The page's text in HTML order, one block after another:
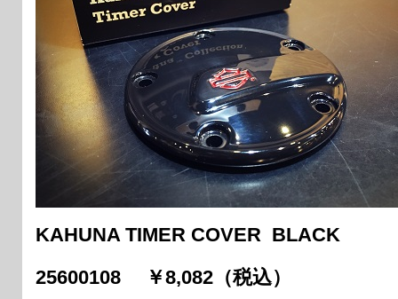
KAHUNA TIMER COVER BLACK
25600108 ￥8,082（税込）